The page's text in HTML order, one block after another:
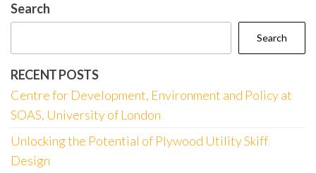
Search
Search
RECENT POSTS
Centre for Development, Environment and Policy at
SOAS, University of London
Unlocking the Potential of Plywood Utility Skiff
Design